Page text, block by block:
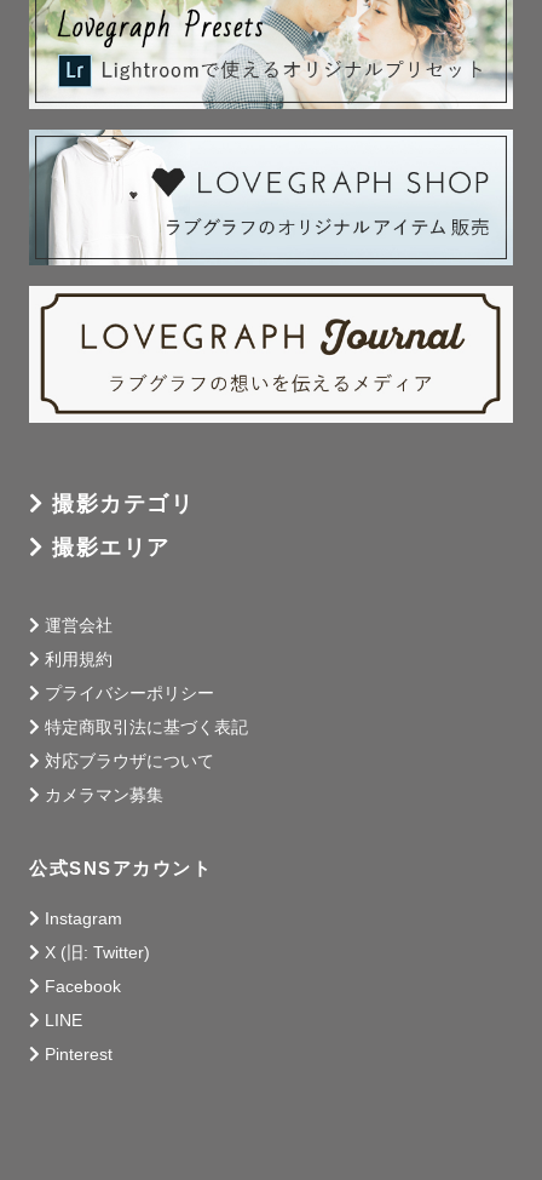
撮影カテゴリ
撮影エリア
運営会社
利用規約
プライバシーポリシー
特定商取引法に基づく表記
対応ブラウザについて
カメラマン募集
公式SNSアカウント
Instagram
X (旧: Twitter)
Facebook
LINE
Pinterest